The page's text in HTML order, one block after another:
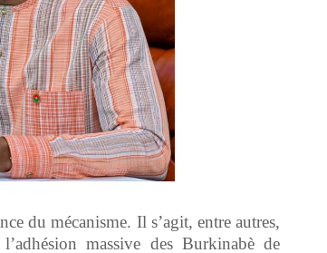
du mécanisme. Il s’agit, entre autres,
massive des Burkinabè de